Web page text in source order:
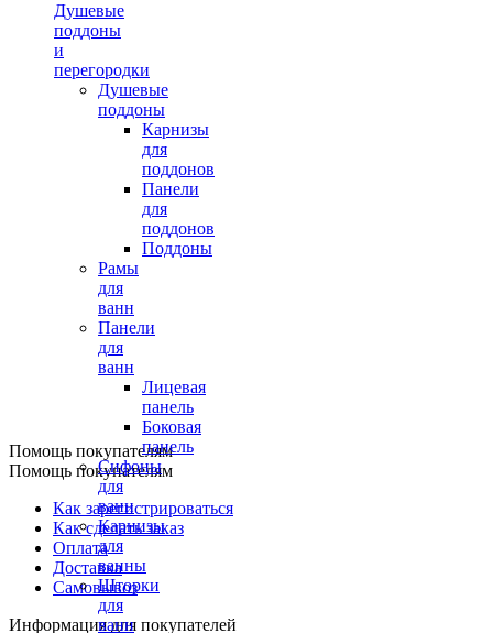
Душевые
поддоны
и
перегородки
Душевые
поддоны
Карнизы
для
поддонов
Панели
для
поддонов
Поддоны
Рамы
для
ванн
Панели
для
ванн
Лицевая
панель
Боковая
панель
Сифоны
для
ванн
Карнизы
для
ванны
Шторки
для
ванн
Помощь покупателям
Помощь покупателям
Как зарегистрироваться
Как сделать заказ
Оплата
Доставка
Самовывоз
Информация для покупателей